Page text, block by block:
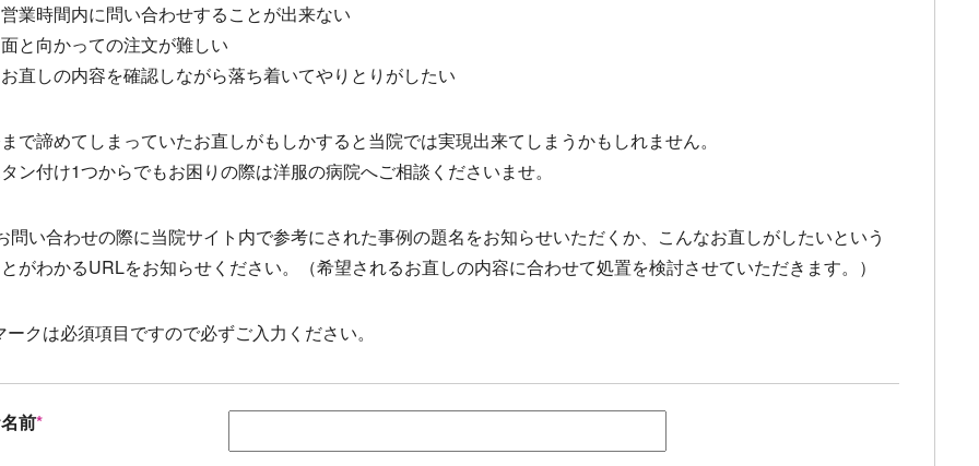
業時間内に問い合わせすることが出来ない
と向かっての注文が難しい
直しの内容を確認しながら落ち着いてやりとりがしたい
で諦めてしまっていたお直しがもしかすると当院では実現出来てしまうかもしれません。
ン付け1つからでもお困りの際は洋服の病院へご相談くださいませ。
問い合わせの際に当院サイト内で参考にされた事例の題名をお知らせいただくか、こんなお直しがしたいという
がわかるURLをお知らせください。（希望されるお直しの内容に合わせて処置を検討させていただきます。）
ークは必須項目ですので必ずご入力ください。
前*